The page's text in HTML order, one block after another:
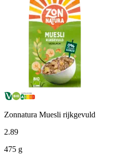
Zonnatura Muesli rijkgevuld
2.89
475 g